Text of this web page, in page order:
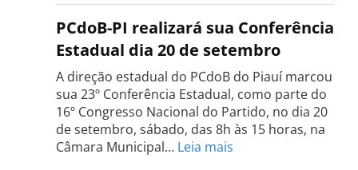
do
PCdoB
Rio
do
Sul
dia
PCdoB-PI realizará sua Conferência
Estadual dia 20 de setembro
A direção estadual do PCdoB do Piauí marcou
sua 23º Conferência Estadual, como parte do
16º Congresso Nacional do Partido, no dia 20
de setembro, sábado, das 8h às 15 horas, na
Câmara Municipal… Leia mais